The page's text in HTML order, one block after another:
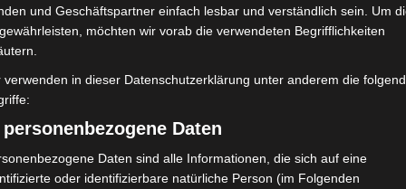
Nachmittag unter sich verbringen, aber es macht natürlich
ausgedacht, die die Mädels einfach und selbstständig
präsent sein zu müssen.
Dies ist auch nicht immer gewünscht, dass Mama dazwischen sitzt.
und Geschäftspartner einfach lesbar und verständlich sein. Um
möchten wir vorab die verwendeten Begrifflichkeiten
verwenden in dieser Datenschutzerklärung unter anderem die
personenbezogene Daten
Daten sind alle Informationen, die sich auf eine
oder identifizierbare natürliche Person (im Folgenden